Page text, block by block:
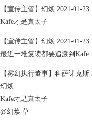
【宣传主管】幻焕 2021-01-23
Kafe才是真太子
【宣传主管】幻焕 2021-01-23
最近一堆复读都要追溯到Kafe
【雾幻执行董事】科萨诺克斯
幻焕
Kafe才是真太子
@幻焕 草